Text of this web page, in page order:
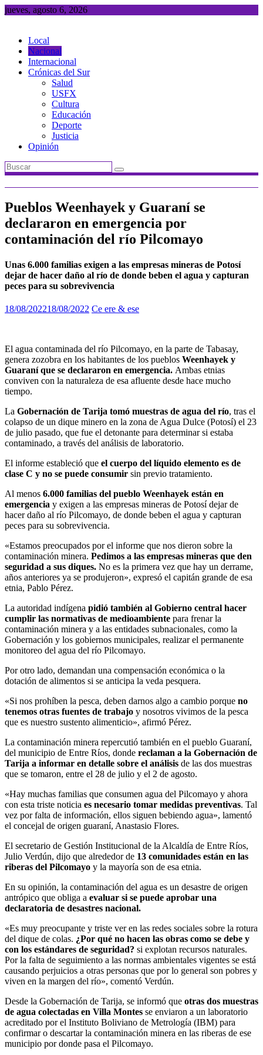
Saltar
jueves, agosto 6, 2026
Local
Nacional
Internacional
Crónicas del Sur
Salud
USFX
Cultura
Educación
Deporte
Justicia
Opinión
Pueblos Weenhayek y Guaraní se
declararon en emergencia por
contaminación del río Pilcomayo
Unas 6.000 familias exigen a las empresas mineras de Potosí
dejar de hacer daño al río de donde beben el agua y capturan
peces para su sobrevivencia
18/08/202218/08/2022 Ce ere & ese
El agua contaminada del río Pilcomayo, en la parte de Tabasay,
genera zozobra en los habitantes de los pueblos Weenhayek y
Guaraní que se declararon en emergencia. Ambas etnias
conviven con la naturaleza de esa afluente desde hace mucho
tiempo.
La Gobernación de Tarija tomó muestras de agua del río, tras el
colapso de un dique minero en la zona de Agua Dulce (Potosí) el 23
de julio pasado, que fue el detonante para determinar si estaba
contaminado, a través del análisis de laboratorio.
El informe estableció que el cuerpo del líquido elemento es de
clase C y no se puede consumir sin previo tratamiento.
Al menos 6.000 familias del pueblo Weenhayek están en
emergencia y exigen a las empresas mineras de Potosí dejar de
hacer daño al río Pilcomayo, de donde beben el agua y capturan
peces para su sobrevivencia.
«Estamos preocupados por el informe que nos dieron sobre la
contaminación minera. Pedimos a las empresas mineras que den
seguridad a sus diques. No es la primera vez que hay un derrame,
años anteriores ya se produjeron», expresó el capitán grande de esa
etnia, Pablo Pérez.
La autoridad indígena pidió también al Gobierno central hacer
cumplir las normativas de medioambiente para frenar la
contaminación minera y a las entidades subnacionales, como la
Gobernación y los gobiernos municipales, realizar el permanente
monitoreo del agua del río Pilcomayo.
Por otro lado, demandan una compensación económica o la
dotación de alimentos si se anticipa la veda pesquera.
«Si nos prohíben la pesca, deben darnos algo a cambio porque no
tenemos otras fuentes de trabajo y nosotros vivimos de la pesca
que es nuestro sustento alimenticio», afirmó Pérez.
La contaminación minera repercutió también en el pueblo Guaraní,
del municipio de Entre Ríos, donde reclaman a la Gobernación de
Tarija a informar en detalle sobre el análisis de las dos muestras
que se tomaron, entre el 28 de julio y el 2 de agosto.
«Hay muchas familias que consumen agua del Pilcomayo y ahora
con esta triste noticia es necesario tomar medidas preventivas. Tal
vez por falta de información, ellos siguen bebiendo agua», lamentó
el concejal de origen guaraní, Anastasio Flores.
El secretario de Gestión Institucional de la Alcaldía de Entre Ríos,
Julio Verdún, dijo que alrededor de 13 comunidades están en las
riberas del Pilcomayo y la mayoría son de esa etnia.
En su opinión, la contaminación del agua es un desastre de origen
antrópico que obliga a evaluar si se puede aprobar una
declaratoria de desastres nacional.
«Es muy preocupante y triste ver en las redes sociales sobre la rotura
del dique de colas. ¿Por qué no hacen las obras como se debe y
con los estándares de seguridad? si explotan recursos naturales.
Por la falta de seguimiento a las normas ambientales vigentes se está
causando perjuicios a otras personas que por lo general son pobres y
viven en la margen del río», comentó Verdún.
Desde la Gobernación de Tarija, se informó que otras dos muestras
de agua colectadas en Villa Montes se enviaron a un laboratorio
acreditado por el Instituto Boliviano de Metrología (IBM) para
confirmar o descartar la contaminación minera en las riberas de ese
municipio por donde pasa el Pilcomayo.